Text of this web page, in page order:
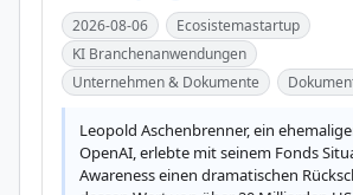
2026-08-06
Ecosistemastartup
KI Branchenanwendungen
Unternehmen & Dokumente
Leopold Aschenbrenner, ein
OpenAI, erlebte mit seinem Fonds
Awareness einen dramatischen